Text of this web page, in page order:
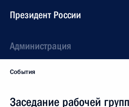
Президент России
Администрация
События
Заседание рабочей